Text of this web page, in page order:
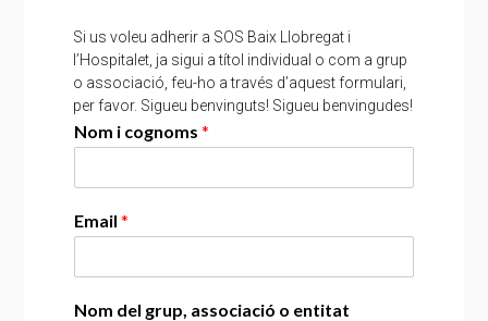
Si us voleu adherir a SOS Baix Llobregat i
l’Hospitalet, ja sigui a títol individual o com a grup
o associació, feu-ho a través d’aquest formulari,
per favor. Sigueu benvinguts! Sigueu benvingudes!
Nom i cognoms*
Email*
Nom del grup, associació o entitat